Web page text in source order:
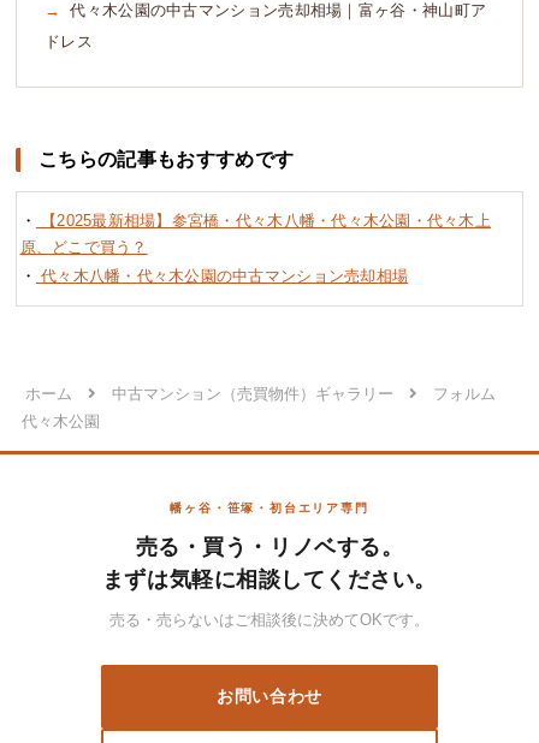
代々木公園の中古マンション売却相場｜富ヶ谷・神山町ア
ドレス
こちらの記事もおすすめです
・
【2025最新相場】参宮橋・代々木八幡・代々木公園・代々木上
原、どこで買う？
・ 代々木八幡・代々木公園の中古マンション売却相場
ホーム 中古マンション（売買物件）ギャラリー
フォルム
代々木公園
幡ヶ谷・笹塚・初台エリア専門
売る・買う・リノベする。
まずは気軽に相談してください。
売る・売らないはご相談後に決めてOKです。
お問い合わせ